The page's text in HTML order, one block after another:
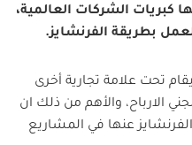
كبريات الشركات العالمية،
بطريقة الفرنشايز.
تحت علامة تجارية أخرى
الارباح، والأهم من ذلك ان
عنها في المشاريع